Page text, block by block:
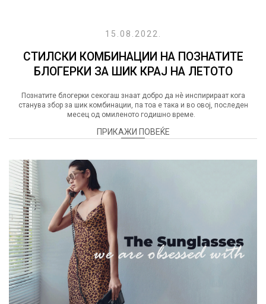
15.08.2022.
СТИЛСКИ КОМБИНАЦИИ НА ПОЗНАТИТЕ
БЛОГЕРКИ ЗА ШИК КРАЈ НА ЛЕТОТО
Познатите блогерки секогаш знаат добро да нè инспирираат кога
станува збор за шик комбинации, па тоа е така и во овој, последен
месец од омиленото годишно време.
ПРИКАЖИ ПОВЕЌЕ